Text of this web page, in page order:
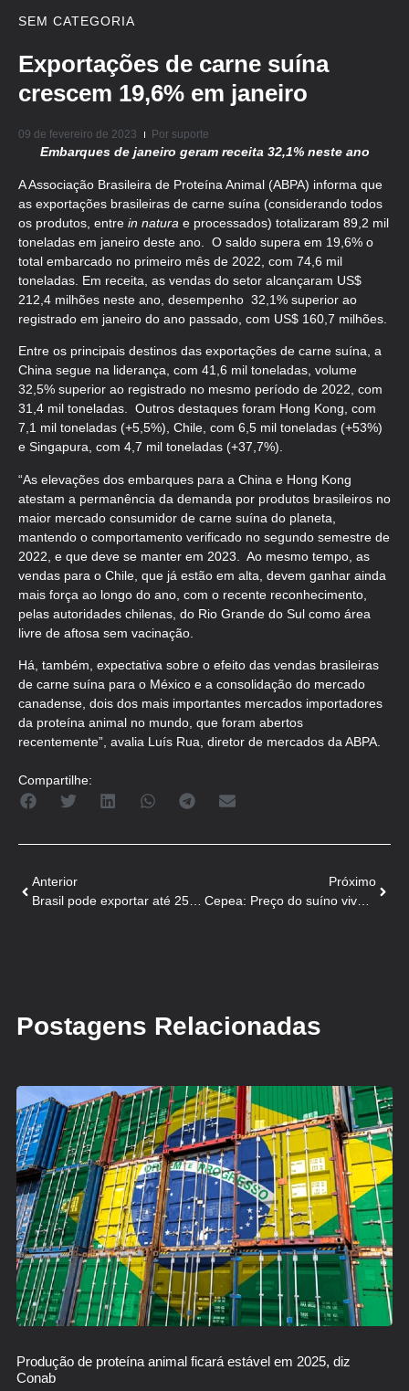
SEM CATEGORIA
Exportações de carne suína
crescem 19,6% em janeiro
09 de fevereiro de 2023 Por suporte
Embarques de janeiro geram receita 32,1% neste ano
A Associação Brasileira de Proteína Animal (ABPA) informa que
as exportações brasileiras de carne suína (considerando todos
os produtos, entre in natura e processados) totalizaram 89,2 mil
toneladas em janeiro deste ano. O saldo supera em 19,6% o
total embarcado no primeiro mês de 2022, com 74,6 mil
toneladas. Em receita, as vendas do setor alcançaram US$
212,4 milhões neste ano, desempenho 32,1% superior ao
registrado em janeiro do ano passado, com US$ 160,7 milhões.
Entre os principais destinos das exportações de carne suína, a
China segue na liderança, com 41,6 mil toneladas, volume
32,5% superior ao registrado no mesmo período de 2022, com
31,4 mil toneladas. Outros destaques foram Hong Kong, com
7,1 mil toneladas (+5,5%), Chile, com 6,5 mil toneladas (+53%)
e Singapura, com 4,7 mil toneladas (+37,7%).
“As elevações dos embarques para a China e Hong Kong
atestam a permanência da demanda por produtos brasileiros no
maior mercado consumidor de carne suína do planeta,
mantendo o comportamento verificado no segundo semestre de
2022, e que deve se manter em 2023. Ao mesmo tempo, as
vendas para o Chile, que já estão em alta, devem ganhar ainda
mais força ao longo do ano, com o recente reconhecimento,
pelas autoridades chilenas, do Rio Grande do Sul como área
livre de aftosa sem vacinação.
Há, também, expectativa sobre o efeito das vendas brasileiras
de carne suína para o México e a consolidação do mercado
canadense, dois dos mais importantes mercados importadores
da proteína animal no mundo, que foram abertos
recentemente”, avalia Luís Rua, diretor de mercados da ABPA.
Compartilhe:
Anterior
Brasil pode exportar até 25% mais carne suína para o Chile
Próximo
Cepea: Preço do suíno vivo sobe com força neste início de fevereiro
Postagens Relacionadas
Produção de proteína animal ficará estável em 2025, diz
Conab